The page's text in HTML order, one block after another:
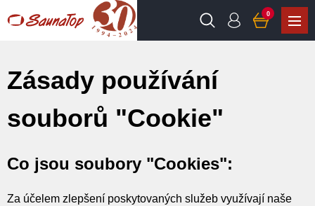
0
Zásady používání
souborů "Cookie"
Co jsou soubory "Cookies":
Za účelem zlepšení poskytovaných služeb využívají naše